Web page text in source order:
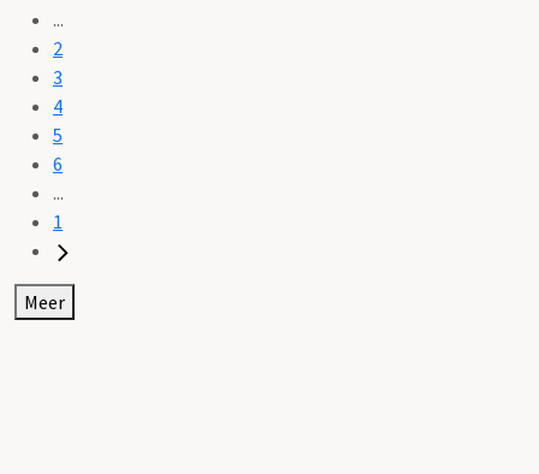
...
2
3
4
5
6
...
1
Meer